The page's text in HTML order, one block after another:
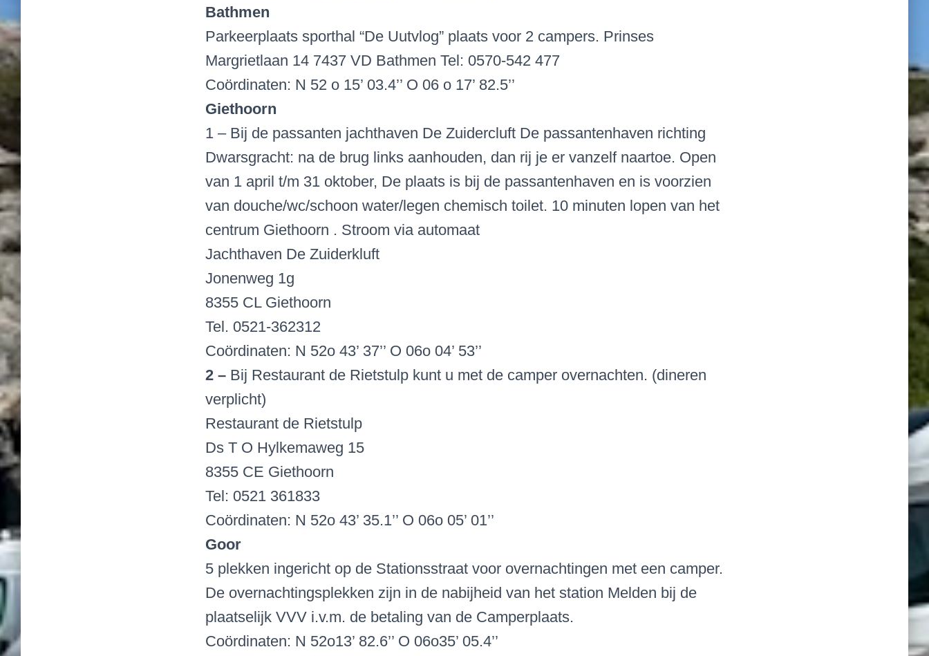
Bathmen
Parkeerplaats sporthal “De Uutvlog” plaats voor 2 campers. Prinses
Margrietlaan 14 7437 VD Bathmen Tel: 0570-542 477
Coördinaten: N 52 o 15’ 03.4’’ O 06 o 17’ 82.5’’
Giethoorn
1 – Bij de passanten jachthaven De Zuidercluft De passantenhaven richting
Dwarsgracht: na de brug links aanhouden, dan rij je er vanzelf naartoe. Open
van 1 april t/m 31 oktober, De plaats is bij de passantenhaven en is voorzien
van douche/wc/schoon water/legen chemisch toilet. 10 minuten lopen van het
centrum Giethoorn . Stroom via automaat
Jachthaven De Zuiderkluft
Jonenweg 1g
8355 CL Giethoorn
Tel. 0521-362312
Coördinaten: N 52o 43’ 37’’ O 06o 04’ 53’’
2 – Bij Restaurant de Rietstulp kunt u met de camper overnachten. (dineren
verplicht)
Restaurant de Rietstulp
Ds T O Hylkemaweg 15
8355 CE Giethoorn
Tel: 0521 361833
Coördinaten: N 52o 43’ 35.1’’ O 06o 05’ 01’’
Goor
5 plekken ingericht op de Stationsstraat voor overnachtingen met een camper.
De overnachtingsplekken zijn in de nabijheid van het station Melden bij de
plaatselijk VVV i.v.m. de betaling van de Camperplaats.
Coördinaten: N 52o13’ 82.6’’ O 06o35’ 05.4’’